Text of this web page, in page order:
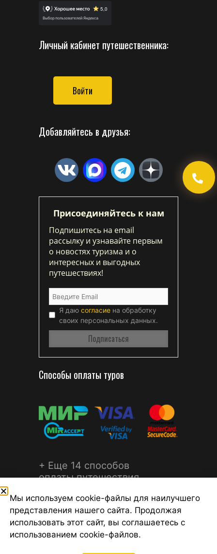
Личный кабинет путешественника:
Войти
Добавляйтесь в друзья:
Присоединяйтесь к нам
Подпишитесь на email
рассылку и узнавайте первым
о новостях туризма и о
интересных и выгодных
путешествиях!
Я даю согласие на обработку
своих персональных данных.
Способы оплаты туров
+ Еще 14 способов
оплаты путешествия
©2026 Турагентство Турсфера - Поиск туров от надежных
Мы используем cookie-файлы для наилучшего
представления нашего сайта. Продолжая
использовать этот сайт, вы соглашаетесь с
использованием cookie-файлов.